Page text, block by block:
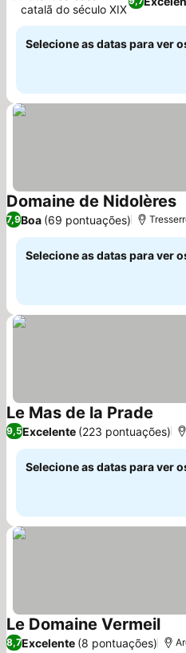
catalã do século XIX
Selecione as datas para ver
Domaine de Nidolères
7,9Boa (69 pontuações)
Selecione as datas para ver
Le Mas de la Prade
9,5Excelente (223 pontuações)
Selecione as datas para ver
Le Domaine Vermeil
8,7Excelente (8 pontuações)